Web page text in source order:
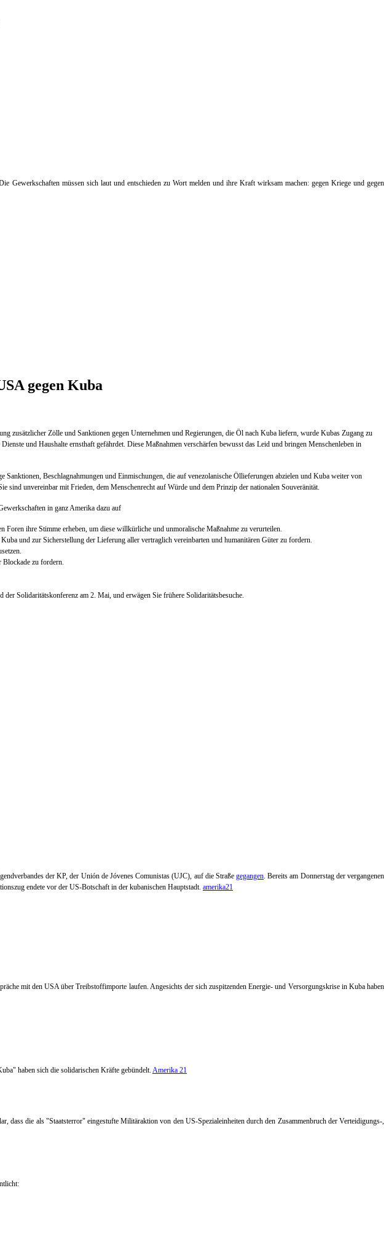
Gewerkschaften müssen sich laut und entschieden zu Wort melden und ihre Kraft wirksam machen: gegen Kriege und gegen
gegen Kuba
zusätzlicher Zölle und Sanktionen gegen Unternehmen und Regierungen, die Öl nach Kuba liefern, wurde Kubas Zugang zu
und Haushalte ernsthaft gefährdet. Diese Maßnahmen verschärfen bewusst das Leid und bringen Menschenleben in
Beschlagnahmungen und Einmischungen, die auf venezolanische Öllieferungen abzielen und Kuba weiter von
unvereinbar mit Frieden, dem Menschenrecht auf Würde und dem Prinzip der nationalen Souveränität.
in ganz Amerika dazu auf
ihre Stimme erheben, um diese willkürliche und unmoralische Maßnahme zu verurteilen.
und zur Sicherstellung der Lieferung aller vertraglich vereinbarten und humanitären Güter zu fordern.
Blockade zu fordern.
Solidaritätskonferenz am 2. Mai, und erwägen Sie frühere Solidaritätsbesuche.
der KP, der Unión de Jóvenes Comunistas (UJC), auf die Straßegegangen.Bereits am Donnerstag der vergangenen
endete vor der US-Botschaft in der kubanischen Hauptstadt. amerika21
mit den USA über Treibstoffimporte laufen. Angesichts der sich zuspitzenden Energie- und Versorgungskrise in Kuba haben
haben sich die solidarischen Kräfte gebündelt. Amerika 21
die als "Staatsterror" eingestufte Militäraktion von den US-Spezialeinheiten durch den Zusammenbruch der Verteidigungs-,